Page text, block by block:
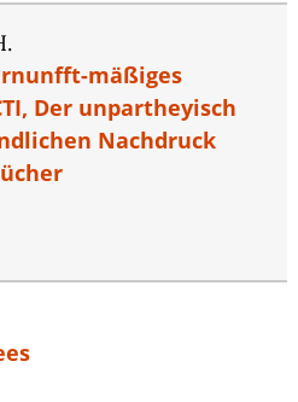
mäßiges
Der unpartheyisch
Nachdruck